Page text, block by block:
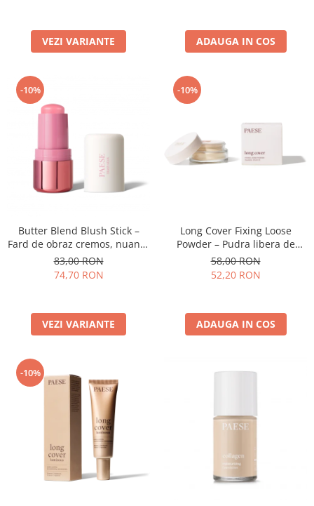
VEZI VARIANTE ADAUGA IN COS
-10%
Butter Blend Blush Stick –
Fard de obraz cremos, nuanta
01 PEONY - 6G
83,00 RON
74,70 RON
VEZI VARIANTE
-10%
Long Cover Fixing Loose
Powder – Pudra libera de
fixare
58,00 RON
52,20 RON
ADAUGA IN COS
-10%